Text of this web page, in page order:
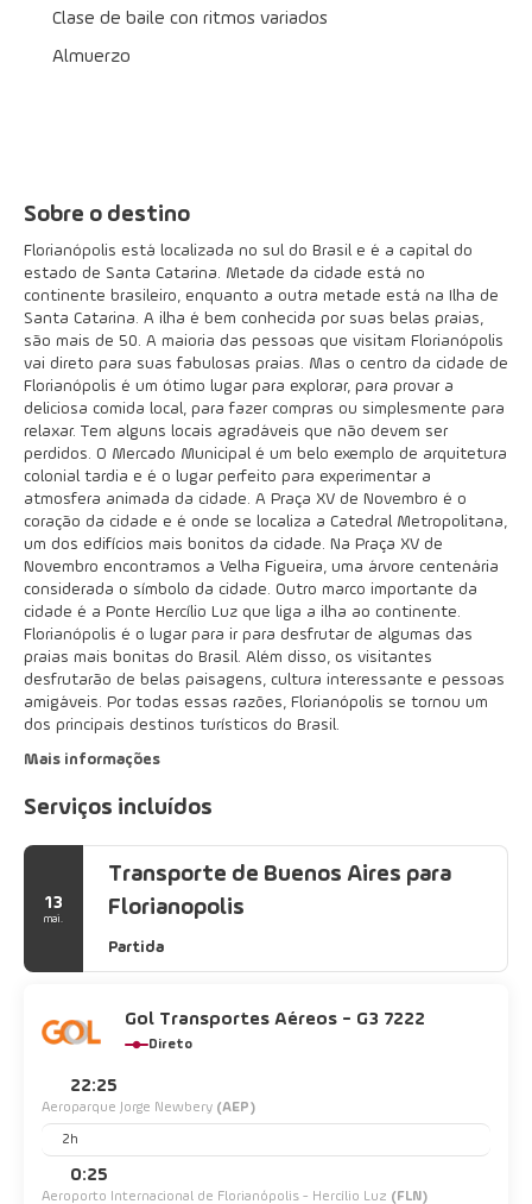
Clase de baile con ritmos variados
Almuerzo
Sobre o destino
Florianópolis está localizada no sul do Brasil e é a capital do
estado de Santa Catarina. Metade da cidade está no
continente brasileiro, enquanto a outra metade está na Ilha de
Santa Catarina. A ilha é bem conhecida por suas belas praias,
são mais de 50. A maioria das pessoas que visitam Florianópolis
vai direto para suas fabulosas praias. Mas o centro da cidade de
Florianópolis é um ótimo lugar para explorar, para provar a
deliciosa comida local, para fazer compras ou simplesmente para
relaxar. Tem alguns locais agradáveis que não devem ser
perdidos. O Mercado Municipal é um belo exemplo de arquitetura
colonial tardia e é o lugar perfeito para experimentar a
atmosfera animada da cidade. A Praça XV de Novembro é o
coração da cidade e é onde se localiza a Catedral Metropolitana,
um dos edifícios mais bonitos da cidade. Na Praça XV de
Novembro encontramos a Velha Figueira, uma árvore centenária
considerada o símbolo da cidade. Outro marco importante da
cidade é a Ponte Hercílio Luz que liga a ilha ao continente.
Florianópolis é o lugar para ir para desfrutar de algumas das
praias mais bonitas do Brasil. Além disso, os visitantes
desfrutarão de belas paisagens, cultura interessante e pessoas
amigáveis. Por todas essas razões, Florianópolis se tornou um
dos principais destinos turísticos do Brasil.
Mais informações
Serviços incluídos
13
mai.
Transporte de Buenos Aires para
Florianopolis
Partida
Gol Transportes Aéreos - G3 7222
Direto
22:25
Aeroparque Jorge Newbery (AEP)
2h
0:25
Aeroporto Internacional de Florianópolis - Hercílio Luz (FLN)